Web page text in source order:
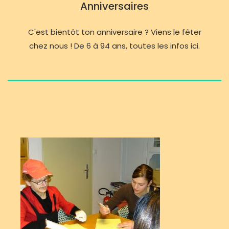
Anniversaires
C'est bientôt ton anniversaire ? Viens le fêter
chez nous ! De 6 à 94 ans, toutes les infos ici.